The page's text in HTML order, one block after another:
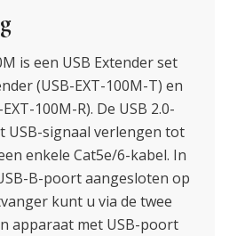
is een USB Extender set
(USB-EXT-100M-T) en
100M-R). De USB 2.0-
USB-signaal verlengen tot
enkele Cat5e/6-kabel. In
B-poort aangesloten op
kunt u via de twee
apparaat met USB-poort